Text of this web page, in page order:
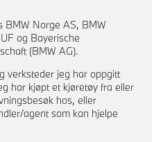
BMW Norge AS, BMW
og Bayerische
(BMW AG).
verksteder jeg har oppgitt
har kjøpt et kjøretøy fra eller
hos, eller
agent som kan hjelpe